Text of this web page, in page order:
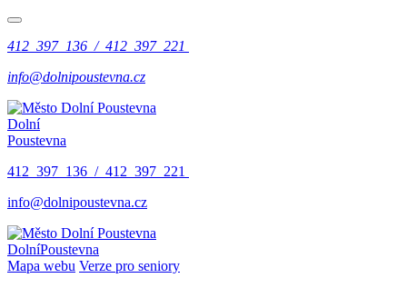
412 397 136 / 412 397 221
info@dolnipoustevna.cz
Dolní
Poustevna
412 397 136 / 412 397 221
info@dolnipoustevna.cz
DolníPoustevna
Mapa webu Verze pro seniory